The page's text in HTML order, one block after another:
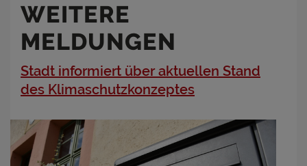
WEITERE
MELDUNGEN
Stadt informiert über aktuellen Stand
des Klimaschutzkonzeptes